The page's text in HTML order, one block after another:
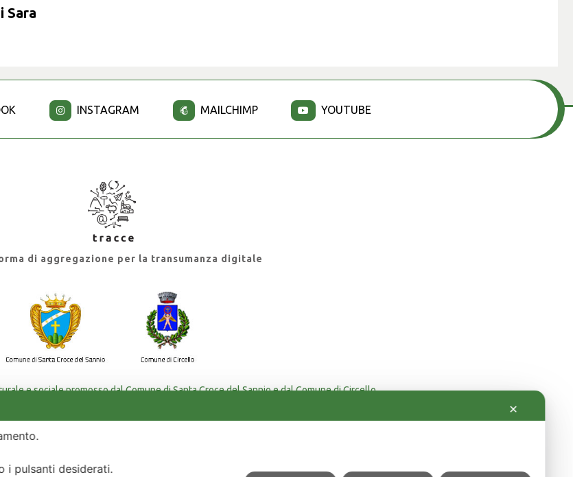
Sara
INSTAGRAM MAILCHIMP YOUTUBE
di aggregazione per la transumanza digitale
e sociale promosso dal Comune di Santa Croce del Sannio e dal Comune di Circello.
✕
i pulsanti desiderati.